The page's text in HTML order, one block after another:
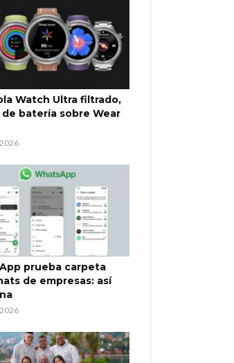
Watch Ultra filtrado,
de batería sobre Wear
prueba carpeta
de empresas: así